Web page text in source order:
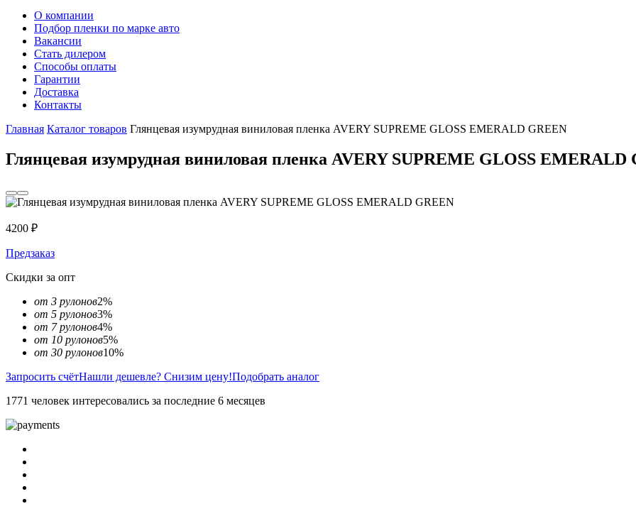
О компании
Подбор пленки по марке авто
Вакансии
Стать дилером
Способы оплаты
Гарантии
Доставка
Контакты
Главная Каталог товаров Глянцевая изумрудная виниловая пленка AVERY SUPREME GLOSS EMERALD GREEN
Глянцевая изумрудная виниловая пленка AVERY SUPREME GLOSS EMERALD
4200 ₽
Предзаказ
Скидки за опт
от 3 рулонов2%
от 5 рулонов3%
от 7 рулонов4%
от 10 рулонов5%
от 30 рулонов10%
Запросить счётНашли дешевле? Снизим цену!Подобрать аналог
1771 человек интересовались за последние 6 месяцев